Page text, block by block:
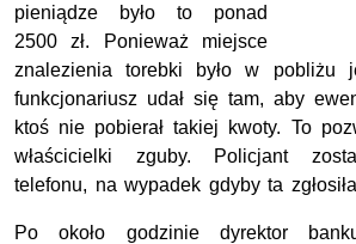
pieniądze było to ponad
2500 zł. Ponieważ miejsce
znalezienia torebki było w pobliżu
funkcjonariusz udał się tam, aby
ktoś nie pobierał takiej kwoty. To
właścicielki zguby. Policjant
telefonu, na wypadek gdyby ta
Po około godzinie dyrektor